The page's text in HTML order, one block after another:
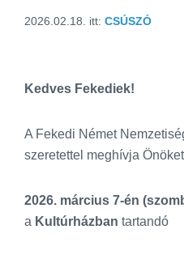
2026.02.18. itt: CSÚSZÓ
Kedves Fekediek!
A Fekedi Német
szeretettel meghívja
2026. március 7-én
a Kultúrházban tartandó